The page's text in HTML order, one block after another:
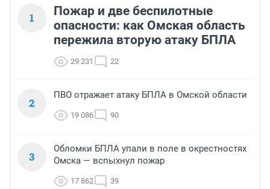
1
Пожар и две беспилотные
опасности: как Омская область
пережила вторую атаку БПЛА
29 231 22
2
ПВО отражает атаку БПЛА в Омской области
19 086 90
3
Обломки БПЛА упали в поле в окрестностях
Омска — вспыхнул пожар
17 862 39